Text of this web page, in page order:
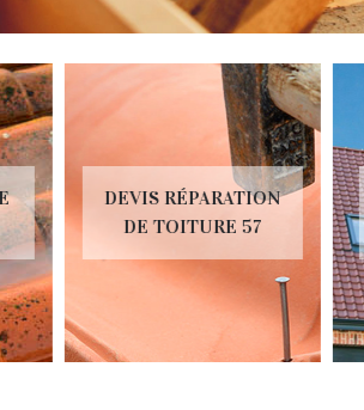
DEVIS RÉPARATION
DE TOITURE 57